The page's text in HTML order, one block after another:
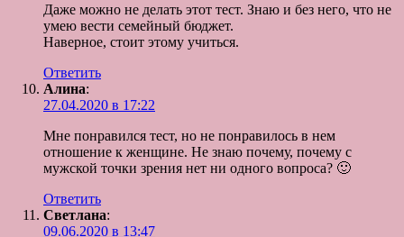
Даже можно не делать этот тест. Знаю и без него, что не
умею вести семейный бюджет.
Наверное, стоит этому учиться.
Ответить
Алина:
27.04.2020 в 17:22
Мне понравился тест, но не понравилось в нем
отношение к женщине. Не знаю почему, почему с
мужской точки зрения нет ни одного вопроса? 🙂
Ответить
Светлана:
09.06.2020 в 13:47